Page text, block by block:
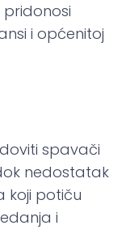
i općenitoj
spavači
nedostatak
koji potiču
i